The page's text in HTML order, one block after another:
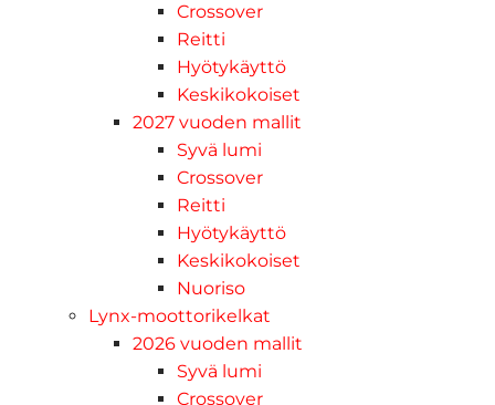
Crossover
Reitti
Hyötykäyttö
Keskikokoiset
2027 vuoden mallit
Syvä lumi
Crossover
Reitti
Hyötykäyttö
Keskikokoiset
Nuoriso
Lynx-moottorikelkat
2026 vuoden mallit
Syvä lumi
Crossover